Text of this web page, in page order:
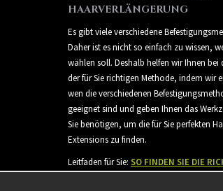
HAARVERLÄNGERUNG
Es gibt viele verschiedene
Daher ist es nicht so einfach zu wissen,
wählen soll. Deshalb helfen wir Ihnen bei
der für Sie richtigen Methode, indem wir
wen die verschiedenen
geeignet sind und geben Ihnen das
Sie benötigen, um die für Sie perfekten
Extensions zu finden.
Leitfaden für Sie: SO FINDEN SIE DIE